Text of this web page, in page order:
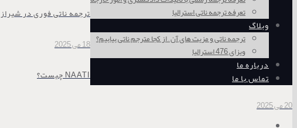
تعرفه ترجمه ناتی استرالیا
وبلاگ
ترجمه ناتی و مزیت های آن – از کجا مترجم ناتی بیابیم؟
ویزای 476 استرالیا
درباره ما
تماس با ما
ترجمه ناتی فوری در شیراز
18 می 2025
NAATI چیست؟
20 می 2025